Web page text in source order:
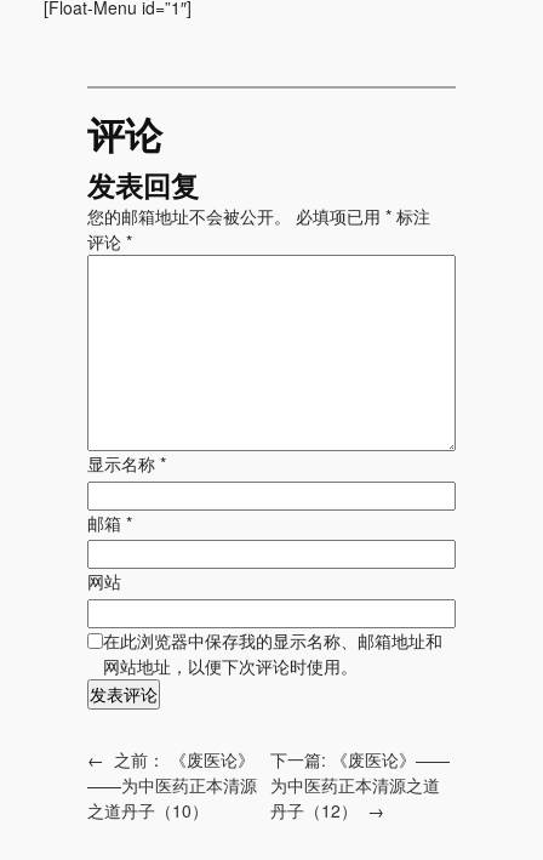
[Float-Menu id=”1″]
评论
发表回复
您的邮箱地址不会被公开。 必填项已用 *标注
评论 *
显示名称 *
邮箱 *
网站
在此浏览器中保存我的显示名称、邮箱地址和
网站地址，以便下次评论时使用。
← 之前：
《废医论》
——为中医药正本清源
之道丹子（10）
下一篇:
《废医论》——
为中医药正本清源之道
丹子（12）
→